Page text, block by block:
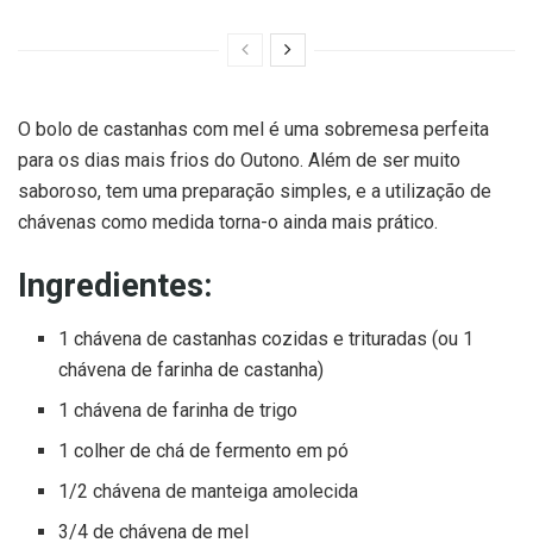
O bolo de castanhas com mel é uma sobremesa perfeita
para os dias mais frios do Outono. Além de ser muito
saboroso, tem uma preparação simples, e a utilização de
chávenas como medida torna-o ainda mais prático.
Ingredientes:
1 chávena de castanhas cozidas e trituradas (ou 1
chávena de farinha de castanha)
1 chávena de farinha de trigo
1 colher de chá de fermento em pó
1/2 chávena de manteiga amolecida
3/4 de chávena de mel